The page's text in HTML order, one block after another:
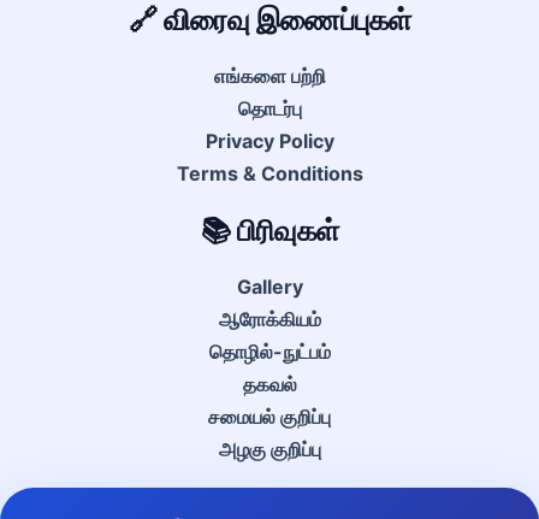
🔗 விரைவு இணைப்புகள்
எங்களை பற்றி
தொடர்பு
Privacy Policy
Terms & Conditions
📚 பிரிவுகள்
Gallery
ஆரோக்கியம்
தொழில்-நுட்பம்
தகவல்
சமையல் குறிப்பு
அழகு குறிப்பு